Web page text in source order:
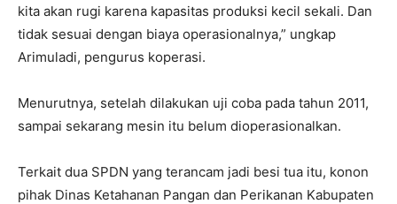
kita akan rugi karena kapasitas produksi kecil sekali. Dan
tidak sesuai dengan biaya operasionalnya,” ungkap
Arimuladi, pengurus koperasi.
Menurutnya, setelah dilakukan uji coba pada tahun 2011,
sampai sekarang mesin itu belum dioperasionalkan.
Terkait dua SPDN yang terancam jadi besi tua itu, konon
pihak Dinas Ketahanan Pangan dan Perikanan Kabupaten